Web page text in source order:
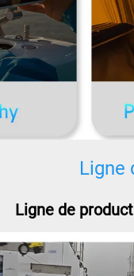
Ligne
Ligne de